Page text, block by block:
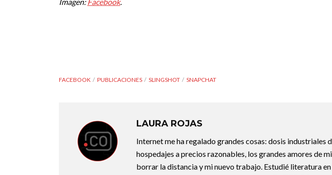
FACEBOOK PUBLICACIONES SLINGSHOT SNAPCHAT
LAURA ROJAS
Internet me ha regalado grandes cosas: dosis industriales
hospedajes a precios razonables, los grandes amores de
borrar la distancia y mi nuevo trabajo. Estudié literatura